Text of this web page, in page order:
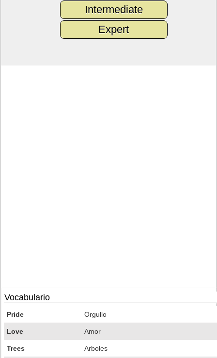
Intermediate
Expert
Vocabulario
Pride Orgullo
Love Amor
Trees Arboles